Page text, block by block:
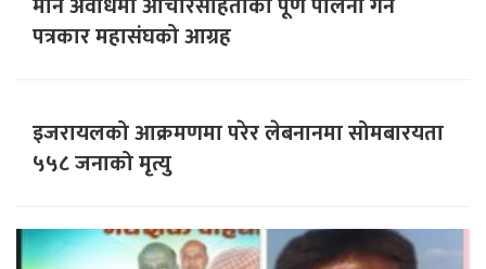
पत्रकार महासंघको आग्रह
इजरायलको आक्रमणमा परेर लेबनानमा सोमबारयता
५५८ जनाको मृत्यु